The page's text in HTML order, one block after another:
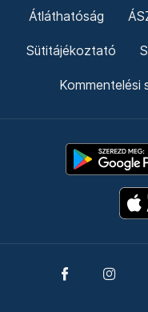
Átláthatóság
Sütitájékoztató
Kommentelési